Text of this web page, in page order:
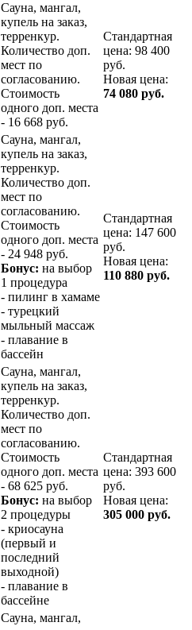
Сауна, мангал,
купель на заказ,
терренкур.
Количество доп.
мест по
согласованию.
Стоимость
одного доп. места
- 16 668 руб.
Стандартная
цена: 98 400
руб.
Новая цена:
74 080 руб.
Сауна, мангал,
купель на заказ,
терренкур.
Количество доп.
мест по
согласованию.
Стоимость
одного доп. места
- 24 948 руб.
Бонус: на выбор
1 процедура
- пилинг в хамаме
- турецкий
мыльный массаж
- плавание в
бассейн
Стандартная
цена: 147 600
руб.
Новая цена:
110 880 руб.
Сауна, мангал,
купель на заказ,
терренкур.
Количество доп.
мест по
согласованию.
Стоимость
одного доп. места
- 68 625 руб.
Бонус: на выбор
2 процедуры
- криосауна
(первый и
последний
выходной)
- плавание в
бассейне
Стандартная
цена: 393 600
руб.
Новая цена:
305 000 руб.
Сауна, мангал,